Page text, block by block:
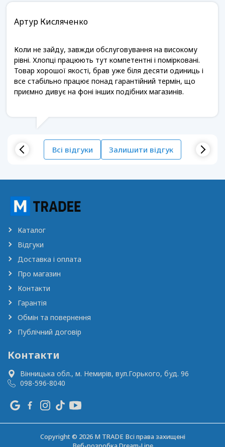
Артур Кисляченко
Коли не зайду, завжди обслуговування на високому
рівні. Хлопці працюють тут компетентні і помірковані.
Товар хорошої якості, брав уже біля десяти одиниць і
все стабільно працює понад гарантійний термін, що
приємно дивує на фоні інших подібних магазинів.
Всі відгуки Залишити відгук
Каталог
Відгуки
Доставка і оплата
Про магазин
Контакти
Гарантія
Обмін та повернення
Публічний договір
Контакти
Вінницька обл., м. Немирів, вул.Горького, буд. 96
098-596-8040
Copyright © 2026 M TRADE Всі права захищені